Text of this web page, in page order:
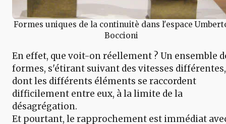
Formes uniques de la continuitè dans l'espace
Boccioni
En effet, que voit-on réellement ? Un ensemble
formes, s'étirant suivant des vitesses différentes,
dont les différents éléments se raccordent
difficilement entre eux, à la limite de la
désagrégation.
Et pourtant, le rapprochement est immédiat